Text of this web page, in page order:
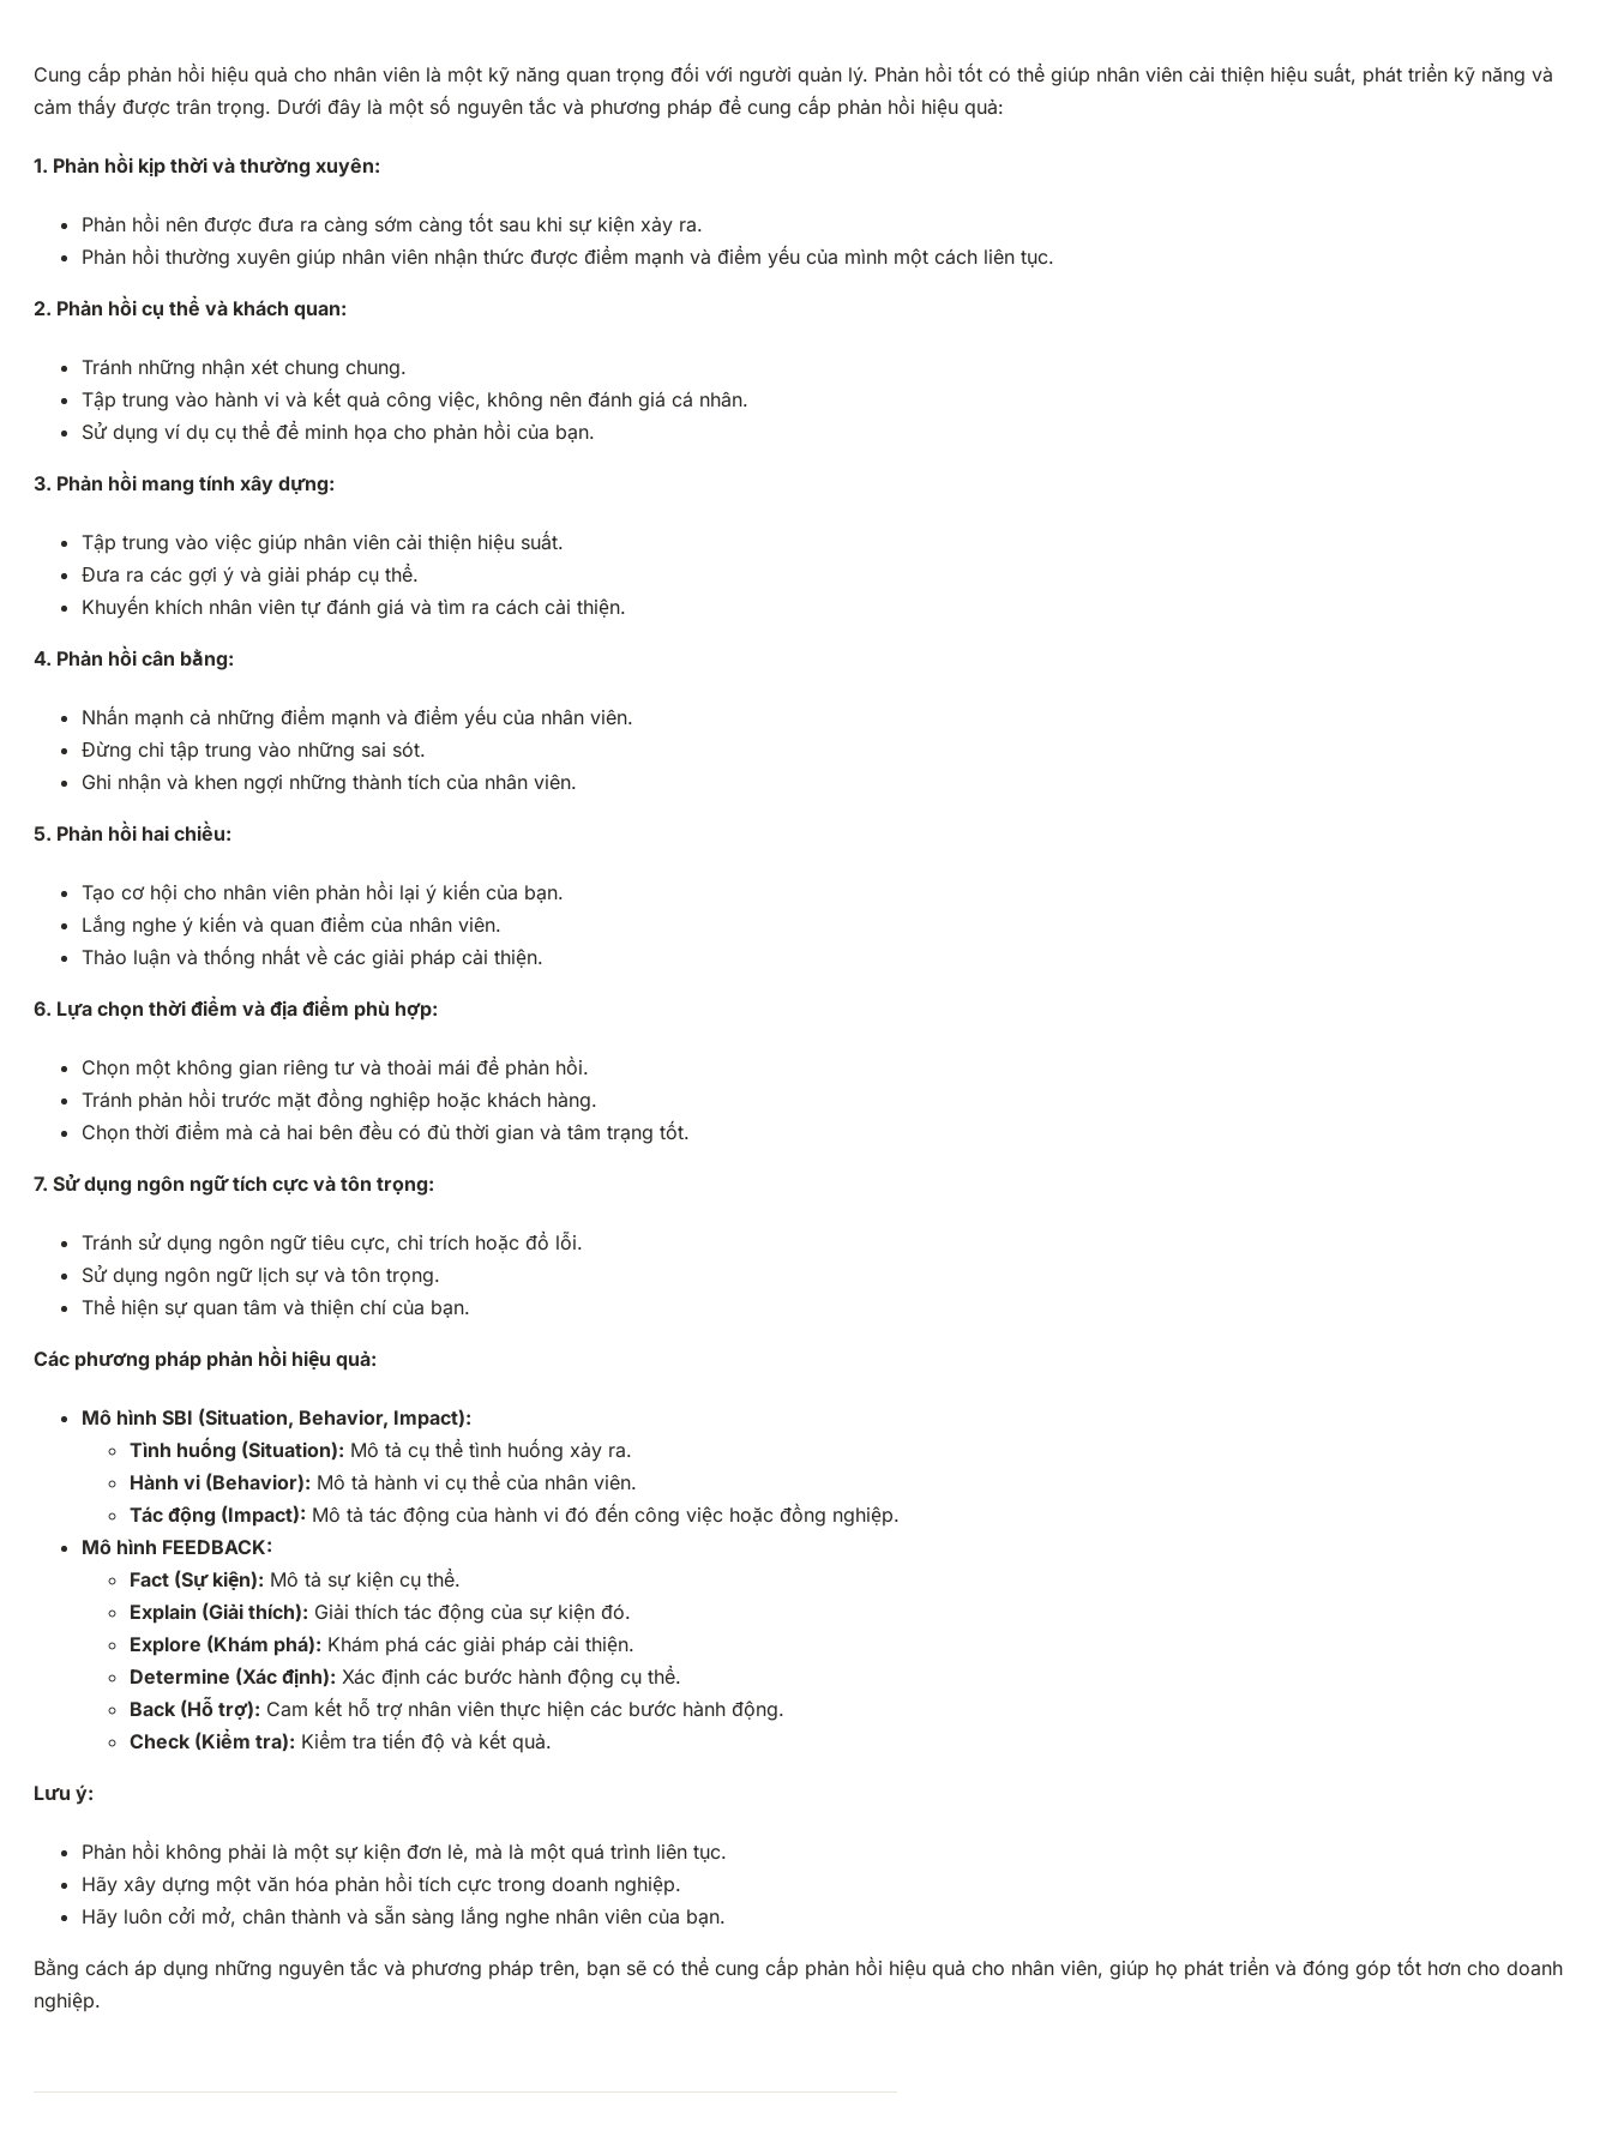
Cung cấp phản hồi hiệu quả cho nhân viên là một kỹ năng quan trọng đối với người quản lý. Phản hồi tốt có thể giúp nhân viên cải thiện hiệu suất, phát triển kỹ năng và
cảm thấy được trân trọng. Dưới đây là một số nguyên tắc và phương pháp để cung cấp phản hồi hiệu quả:
1. Phản hồi kịp thời và thường xuyên:
Phản hồi nên được đưa ra càng sớm càng tốt sau khi sự kiện xảy ra.
Phản hồi thường xuyên giúp nhân viên nhận thức được điểm mạnh và điểm yếu của mình một cách liên tục.
2. Phản hồi cụ thể và khách quan:
Tránh những nhận xét chung chung.
Tập trung vào hành vi và kết quả công việc, không nên đánh giá cá nhân.
Sử dụng ví dụ cụ thể để minh họa cho phản hồi của bạn.
3. Phản hồi mang tính xây dựng:
Tập trung vào việc giúp nhân viên cải thiện hiệu suất.
Đưa ra các gợi ý và giải pháp cụ thể.
Khuyến khích nhân viên tự đánh giá và tìm ra cách cải thiện.
4. Phản hồi cân bằng:
Nhấn mạnh cả những điểm mạnh và điểm yếu của nhân viên.
Đừng chỉ tập trung vào những sai sót.
Ghi nhận và khen ngợi những thành tích của nhân viên.
5. Phản hồi hai chiều:
Tạo cơ hội cho nhân viên phản hồi lại ý kiến của bạn.
Lắng nghe ý kiến và quan điểm của nhân viên.
Thảo luận và thống nhất về các giải pháp cải thiện.
6. Lựa chọn thời điểm và địa điểm phù hợp:
Chọn một không gian riêng tư và thoải mái để phản hồi.
Tránh phản hồi trước mặt đồng nghiệp hoặc khách hàng.
Chọn thời điểm mà cả hai bên đều có đủ thời gian và tâm trạng tốt.
7. Sử dụng ngôn ngữ tích cực và tôn trọng:
Tránh sử dụng ngôn ngữ tiêu cực, chỉ trích hoặc đổ lỗi.
Sử dụng ngôn ngữ lịch sự và tôn trọng.
Thể hiện sự quan tâm và thiện chí của bạn.
Các phương pháp phản hồi hiệu quả:
Mô hình SBI (Situation, Behavior, Impact):
Tình huống (Situation): Mô tả cụ thể tình huống xảy ra.
Hành vi (Behavior): Mô tả hành vi cụ thể của nhân viên.
Tác động (Impact): Mô tả tác động của hành vi đó đến công việc hoặc đồng nghiệp.
Mô hình FEEDBACK:
Fact (Sự kiện): Mô tả sự kiện cụ thể.
Explain (Giải thích): Giải thích tác động của sự kiện đó.
Explore (Khám phá): Khám phá các giải pháp cải thiện.
Determine (Xác định): Xác định các bước hành động cụ thể.
Back (Hỗ trợ): Cam kết hỗ trợ nhân viên thực hiện các bước hành động.
Check (Kiểm tra): Kiểm tra tiến độ và kết quả.
Lưu ý:
Phản hồi không phải là một sự kiện đơn lẻ, mà là một quá trình liên tục.
Hãy xây dựng một văn hóa phản hồi tích cực trong doanh nghiệp.
Hãy luôn cởi mở, chân thành và sẵn sàng lắng nghe nhân viên của bạn.
Bằng cách áp dụng những nguyên tắc và phương pháp trên, bạn sẽ có thể cung cấp phản hồi hiệu quả cho nhân viên, giúp họ phát triển và đóng góp tốt hơn cho doanh
nghiệp.